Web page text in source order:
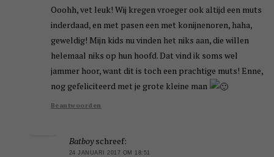
Ooohh, vet leuk! Wij kregen vroeger ook altijd een muts
inderdaad, en met pasen een met konijnenoren, haha,
geweldig! Mijn kids nu vinden het niks aan, die willen
helemaal niks op hun hoofd. Dat vind ik soms wel
jammer hoor, want dit is toch een prachtige muts! Enne,
nog gefeliciteerd met je grote kleine man
Beantwoorden
Batboy schreef:
24 JANUARI 2017 OM 18:51